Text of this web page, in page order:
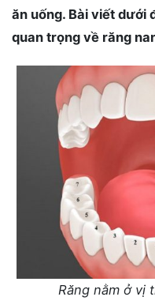
ăn uống. Bài viết dưới
quan trọng về răng
Răng nằm ở vị